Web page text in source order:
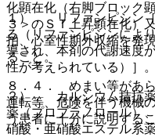
１）． リファンピシン
る（リファンピシンによ
導され、本剤の代謝速度
性が考えられている）］。
２）． カルシウム拮抗
薬（プロプラノロール）
硝酸・亜硝酸エステル系
化顕在化（右脚ブロック
３＞のＳＴ上昇顕在化）
拍、心室性期外収縮を発
ること。
８．４． めまい等があ
運転等、危険を伴う機械
う患者に十分に説明する